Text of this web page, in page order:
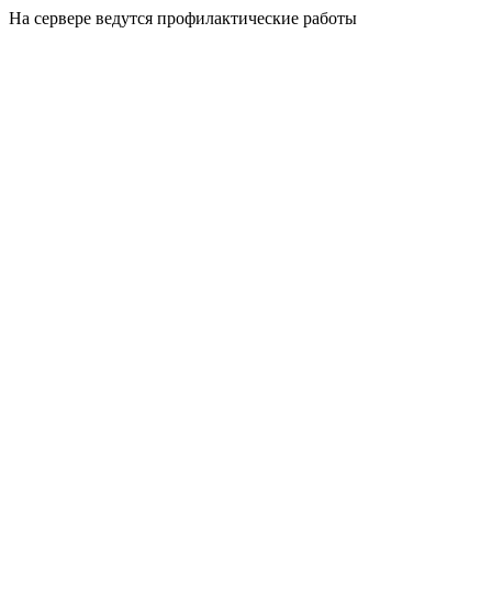
На сервере ведутся профилактические работы